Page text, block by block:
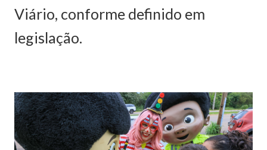
Viário, conforme definido em
legislação.